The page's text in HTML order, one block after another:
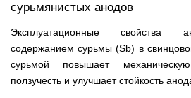
сурьмянистых анодов
Эксплуатационные свойства
содержанием сурьмы (Sb) в
сурьмой повышает
ползучесть и улучшает стойкость